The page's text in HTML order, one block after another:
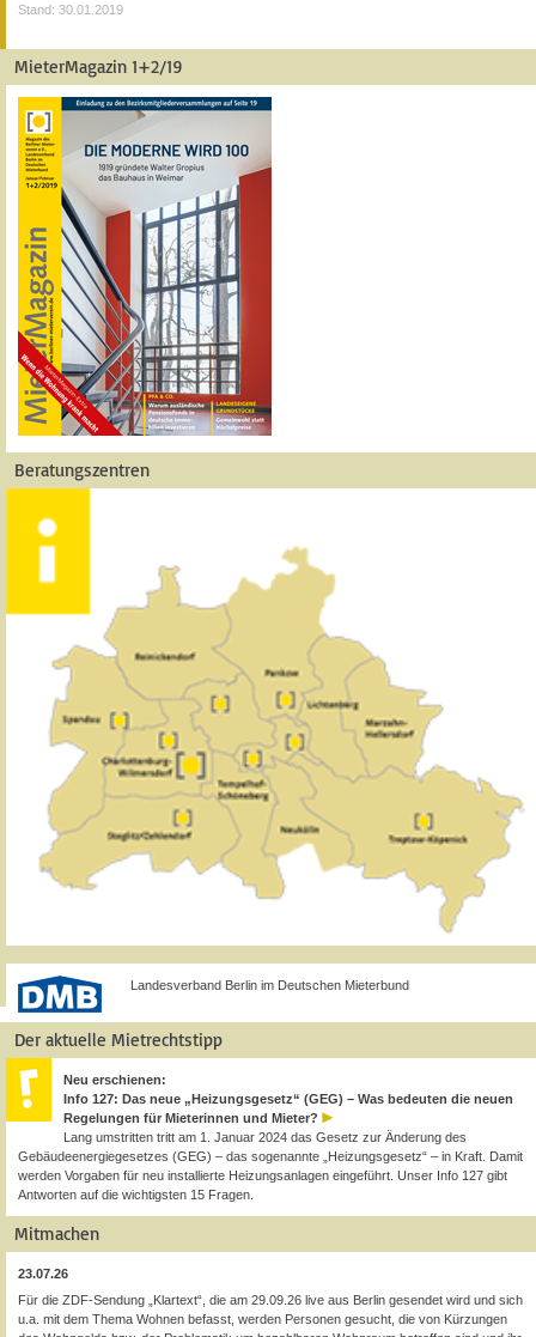
Stand: 30.01.2019
MieterMagazin 1+2/19
Beratungszentren
Landesverband Berlin im Deutschen Mieterbund
Der aktuelle Mietrechtstipp
Neu erschienen:
Info 127: Das neue „Heizungsgesetz“ (GEG) – Was bedeuten die neuen
Regelungen für Mieterinnen und Mieter?
Lang umstritten tritt am 1. Januar 2024 das Gesetz zur Änderung des
Gebäudeenergiegesetzes (GEG) – das sogenannte „Heizungsgesetz“ – in Kraft. Damit
werden Vorgaben für neu installierte Heizungsanlagen eingeführt. Unser Info 127 gibt
Antworten auf die wichtigsten 15 Fragen.
Mitmachen
23.07.26
Für die ZDF-Sendung „Klartext“, die am 29.09.26 live aus Berlin gesendet wird und sich
u.a. mit dem Thema Wohnen befasst, werden Personen gesucht, die von Kürzungen